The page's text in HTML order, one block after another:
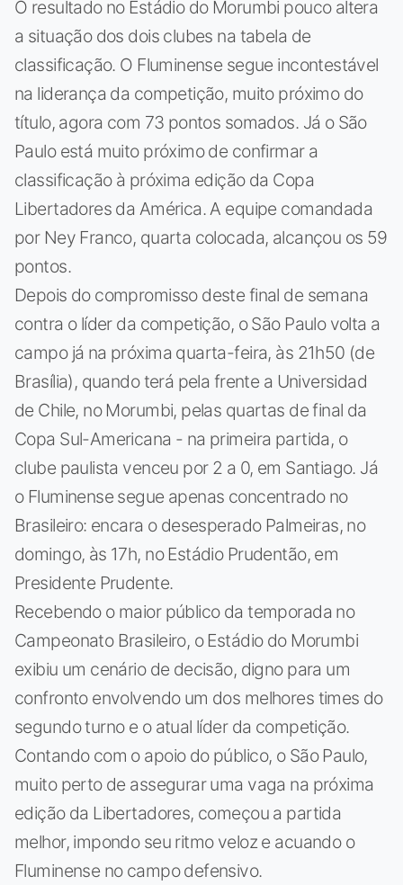
O resultado no Estádio do Morumbi pouco altera
a situação dos dois clubes na tabela de
classificação. O Fluminense segue incontestável
na liderança da competição, muito próximo do
título, agora com 73 pontos somados. Já o São
Paulo está muito próximo de confirmar a
classificação à próxima edição da Copa
Libertadores da América. A equipe comandada
por Ney Franco, quarta colocada, alcançou os 59
pontos.
Depois do compromisso deste final de semana
contra o líder da competição, o São Paulo volta a
campo já na próxima quarta-feira, às 21h50 (de
Brasília), quando terá pela frente a Universidad
de Chile, no Morumbi, pelas quartas de final da
Copa Sul-Americana - na primeira partida, o
clube paulista venceu por 2 a 0, em Santiago. Já
o Fluminense segue apenas concentrado no
Brasileiro: encara o desesperado Palmeiras, no
domingo, às 17h, no Estádio Prudentão, em
Presidente Prudente.
Recebendo o maior público da temporada no
Campeonato Brasileiro, o Estádio do Morumbi
exibiu um cenário de decisão, digno para um
confronto envolvendo um dos melhores times do
segundo turno e o atual líder da competição.
Contando com o apoio do público, o São Paulo,
muito perto de assegurar uma vaga na próxima
edição da Libertadores, começou a partida
melhor, impondo seu ritmo veloz e acuando o
Fluminense no campo defensivo.